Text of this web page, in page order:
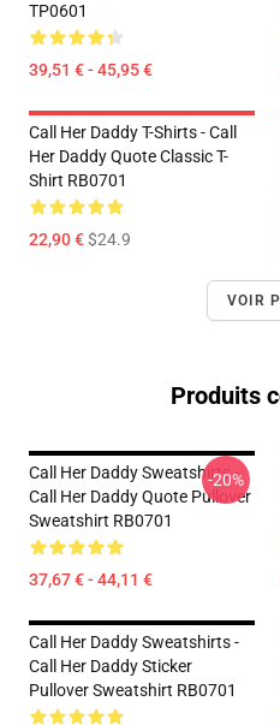
TP0601
39,51 € - 45,95 €
Call Her Daddy T-Shirts - Call
Her Daddy Quote Classic T-
Shirt RB0701
22,90 €$24.9
VOIR
Produits
Call Her Daddy Sweatshirts -
Call Her Daddy Quote Pullover
Sweatshirt RB0701
37,67 € - 44,11 €
-20%
Call Her Daddy Sweatshirts -
Call Her Daddy Sticker
Pullover Sweatshirt RB0701